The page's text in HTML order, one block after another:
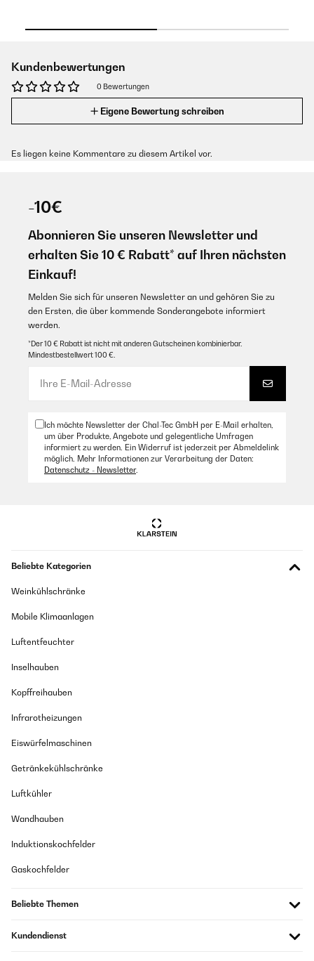
Kundenbewertungen
0 Bewertungen
Eigene Bewertung schreiben
Es liegen keine Kommentare zu diesem Artikel vor.
-10€
Abonnieren Sie unseren Newsletter und
erhalten Sie 10 € Rabatt* auf Ihren nächsten
Einkauf!
Melden Sie sich für unseren Newsletter an und gehören Sie zu
den Ersten, die über kommende Sonderangebote informiert
werden.
*Der 10 € Rabatt ist nicht mit anderen Gutscheinen kombinierbar.
Mindestbestellwert 100 €.
Ich möchte Newsletter der Chal-Tec GmbH per E-Mail erhalten,
um über Produkte, Angebote und gelegentliche Umfragen
informiert zu werden. Ein Widerruf ist jederzeit per Abmeldelink
möglich. Mehr Informationen zur Verarbeitung der Daten:
Datenschutz - Newsletter.
Beliebte Kategorien
Weinkühlschränke
Mobile Klimaanlagen
Luftentfeuchter
Inselhauben
Kopffreihauben
Infrarotheizungen
Eiswürfelmaschinen
Getränkekühlschränke
Luftkühler
Wandhauben
Induktionskochfelder
Gaskochfelder
Beliebte Themen
Kundendienst